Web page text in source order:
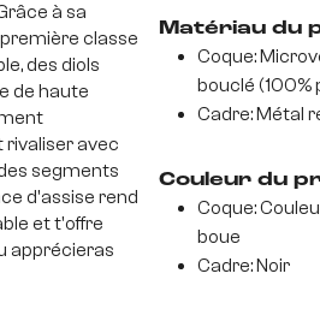
à sa
classe
des diols
de haute
avec
segments
d'assise rend
et t'offre
apprécieras
Matériau du
Coque:
bouclé (100%
Cadre: Métal
Couleur du
Coque:
boue
Cadre: Noir